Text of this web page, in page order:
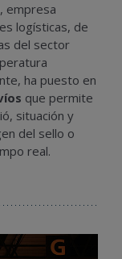
empresa
logísticas, de
del sector
ha puesto en
que permite
situación y
del sello o
real.